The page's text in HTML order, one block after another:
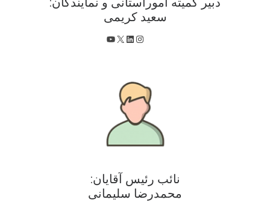
دبیر کمیته اموراستانی و نمایندگان:
سعید کریمی
اینستاگرم
لینکداین
X یوتیوب
نائب رئیس آقایان:
محمدرضا سلیمانی